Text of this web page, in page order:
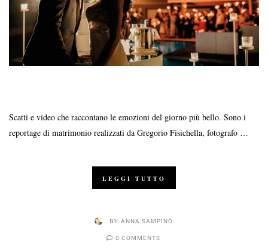
Scatti e video che raccontano le emozioni del giorno più bello. Sono i
reportage di matrimonio realizzati da Gregorio Fisichella, fotografo …
LEGGI TUTTO
BY ANNA SAMPINO
0 COMMENTS